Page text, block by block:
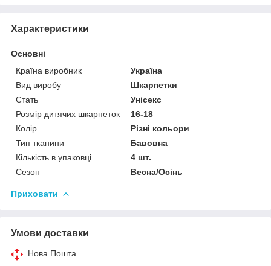
Характеристики
Основні
Країна виробник
Україна
Вид виробу
Шкарпетки
Стать
Унісекс
Розмір дитячих шкарпеток
16-18
Колір
Різні кольори
Тип тканини
Бавовна
Кількість в упаковці
4 шт.
Сезон
Весна/Осінь
Приховати
Умови доставки
Нова Пошта